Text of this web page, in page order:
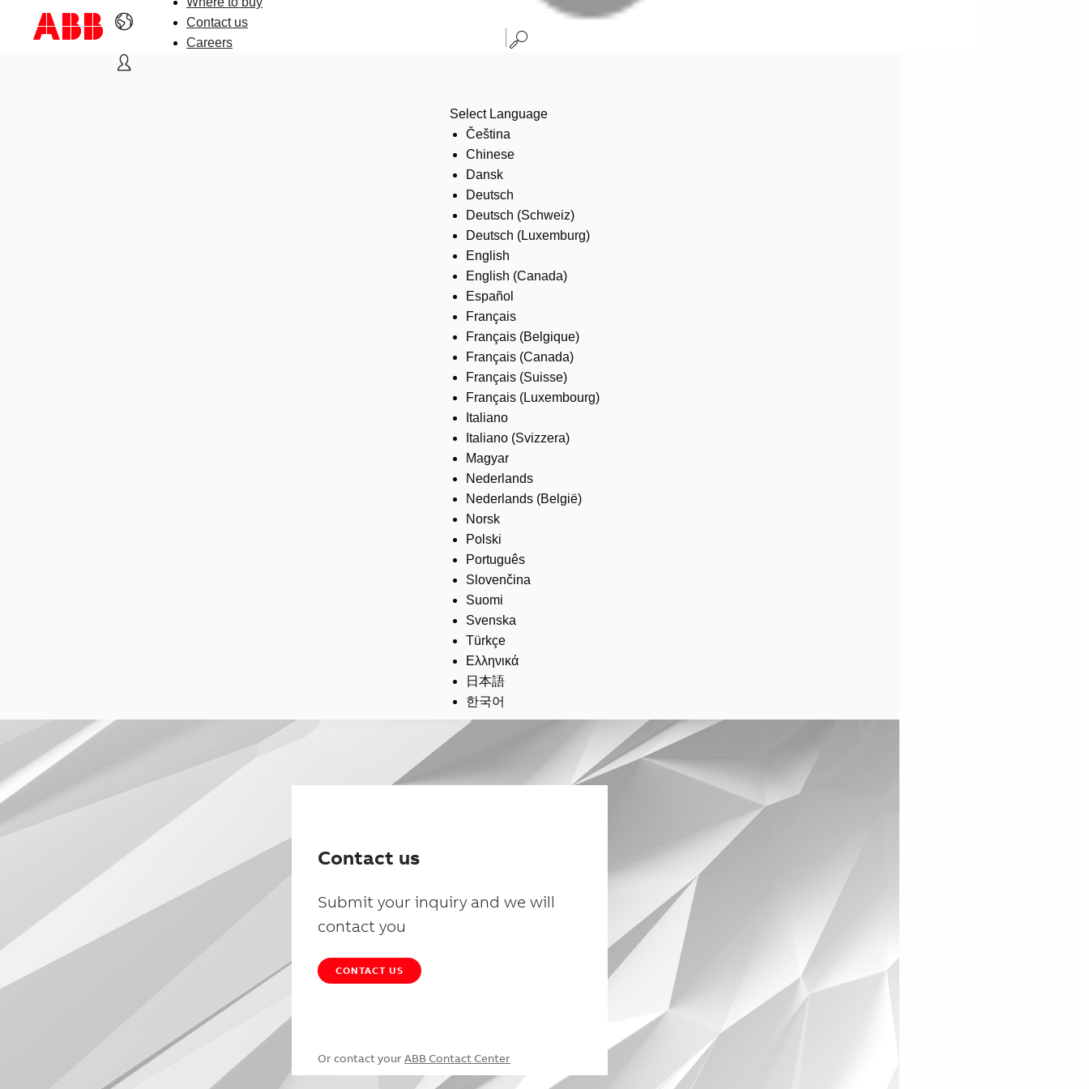
Contact us
Careers
Select Language
Čeština
Chinese
Dansk
Deutsch
Deutsch (Schweiz)
Deutsch (Luxemburg)
English
English (Canada)
Español
Français
Français (Belgique)
Français (Canada)
Français (Suisse)
Français (Luxembourg)
Italiano
Italiano (Svizzera)
Magyar
Nederlands
Nederlands (België)
Norsk
Polski
Português
Slovenčina
Suomi
Svenska
Türkçe
Ελληνικά
日本語
한국어
Contact us
Submit your inquiry and we will
contact you
CONTACT US
Or contact your ABB Contact Center